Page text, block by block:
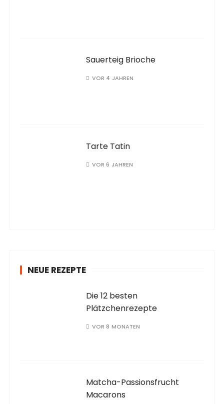
Sauerteig Brioche
VOR 4 JAHREN
Tarte Tatin
VOR 6 JAHREN
NEUE REZEPTE
Die 12 besten
Plätzchenrezepte
VOR 8 MONATEN
Matcha-Passionsfrucht
Macarons